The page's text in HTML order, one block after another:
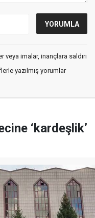
imalar, inançlara saldırı
yazılmış yorumlar
‘kardeşlik’